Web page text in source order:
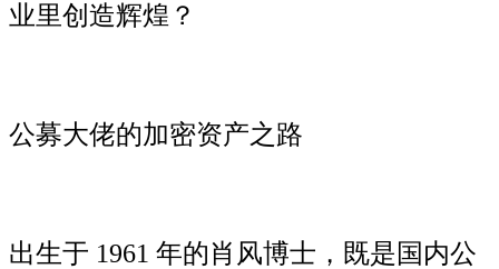
业里创造辉煌？
公募大佬的加密资产之路
出生于 1961 年的肖风博士，既是国内公